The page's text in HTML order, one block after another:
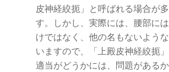
皮神経絞扼」と呼ばれる場合が
す。しかし、実際には、腰部に
けではなく、他の名もないよう
いますので、「上殿皮神経絞扼
適当がどうかには、問題がある